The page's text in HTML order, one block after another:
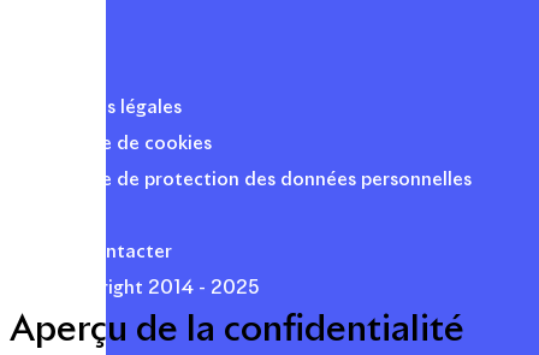
Mentions légales
Politique de cookies
Politique de protection des données personnelles
Nous contacter
© Copyright 2014 - 2025
Aperçu de la confidentialité